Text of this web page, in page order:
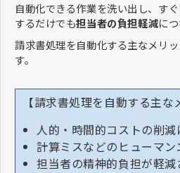
自動化できる作業を洗い出し、す
するだけでも担当者の負担軽減に
請求書処理を自動化する主なメリ
す。
【請求書処理を自動する主な
人的・時間的コストの削減
計算ミスなどのヒューマ
担当者の精神的負担が軽減